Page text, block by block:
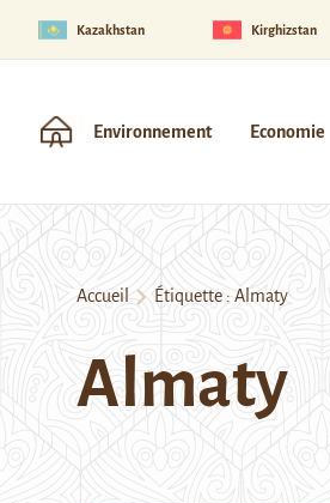
Kazakhstan Kirghizstan
Environnement Economie
Accueil Étiquette : Almaty
Almaty